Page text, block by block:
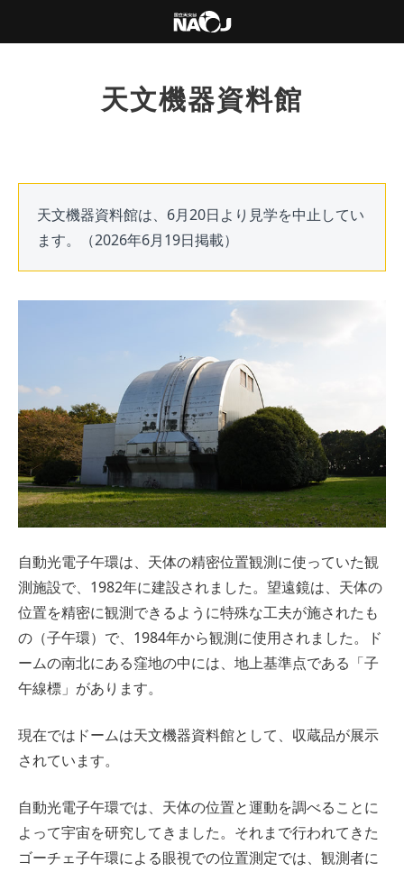
天文機器資料館
天文機器資料館は、6月20日より見学を中止してい
ます。（2026年6月19日掲載）
自動光電子午環は、天体の精密位置観測に使っていた観
測施設で、1982年に建設されました。望遠鏡は、天体の
位置を精密に観測できるように特殊な工夫が施されたも
の（子午環）で、1984年から観測に使用されました。ド
ームの南北にある窪地の中には、地上基準点である「子
午線標」があります。
現在ではドームは天文機器資料館として、収蔵品が展示
されています。
自動光電子午環では、天体の位置と運動を調べることに
よって宇宙を研究してきました。それまで行われてきた
ゴーチェ子午環による眼視での位置測定では、観測者に